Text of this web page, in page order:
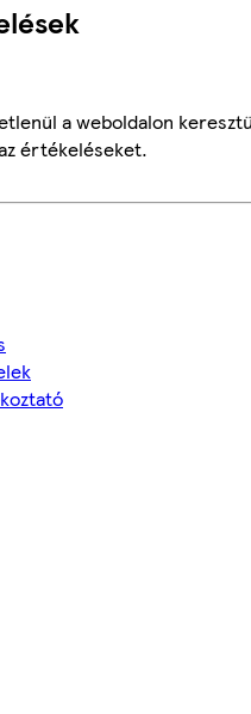
a weboldalon
értékeléseket.